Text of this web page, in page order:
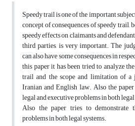
Speedy trail is one of the important
concept of consequences of speedy trail,
speedy effects on claimants and
third parties, is very important. The
can also have some consequences in
this paper it has been tried to analyze
trail and the scope and limitation of a
Iranian and English law. Also the
legal and executive problems in both
Also the paper tries to demonstrate
problems in both legal systems.